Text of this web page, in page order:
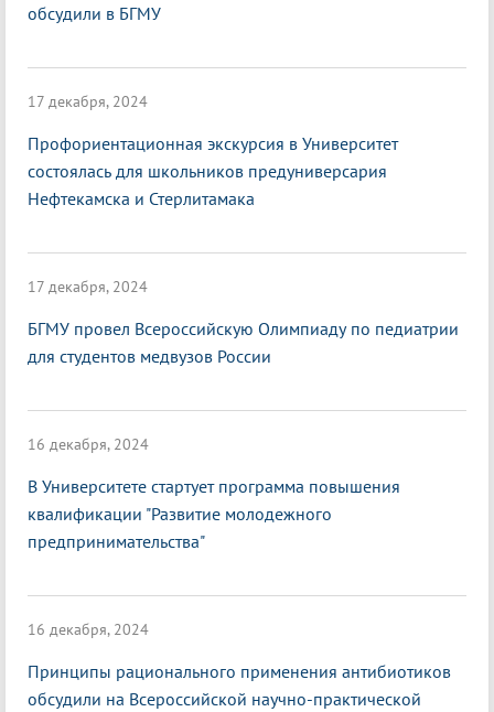
обсудили в БГМУ
17 декабря, 2024
Профориентационная экскурсия в Университет
состоялась для школьников предуниверсария
Нефтекамска и Стерлитамака
17 декабря, 2024
БГМУ провел Всероссийскую Олимпиаду по педиатрии
для студентов медвузов России
16 декабря, 2024
В Университете стартует программа повышения
квалификации "Развитие молодежного
предпринимательства"
16 декабря, 2024
Принципы рационального применения антибиотиков
обсудили на Всероссийской научно-практической